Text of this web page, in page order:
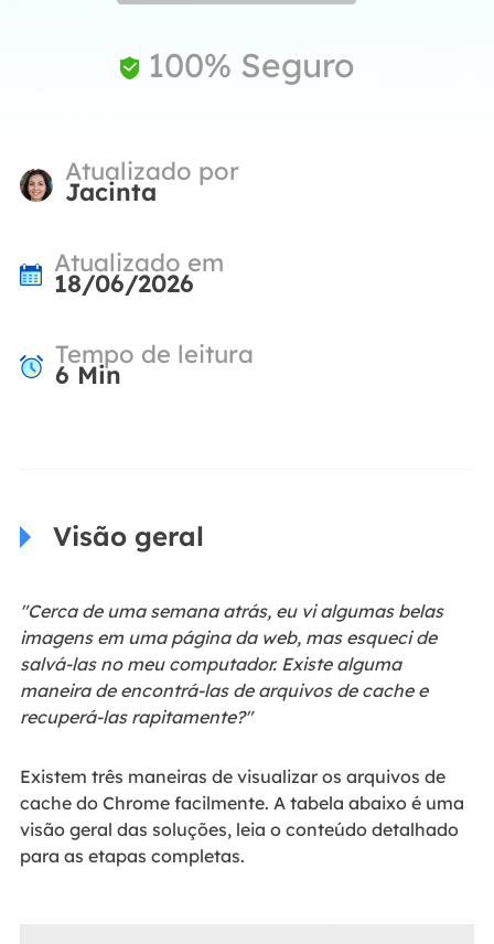
 100% Seguro
Atualizado por
Jacinta
Atualizado em
18/06/2026
Tempo de leitura
6 Min
Visão geral
"Cerca de uma semana atrás, eu vi algumas belas
imagens em uma página da web, mas esqueci de
salvá-las no meu computador. Existe alguma
maneira de encontrá-las de arquivos de cache e
recuperá-las rapitamente?"
Existem três maneiras de visualizar os arquivos de
cache do Chrome facilmente. A tabela abaixo é uma
visão geral das soluções, leia o conteúdo detalhado
para as etapas completas.